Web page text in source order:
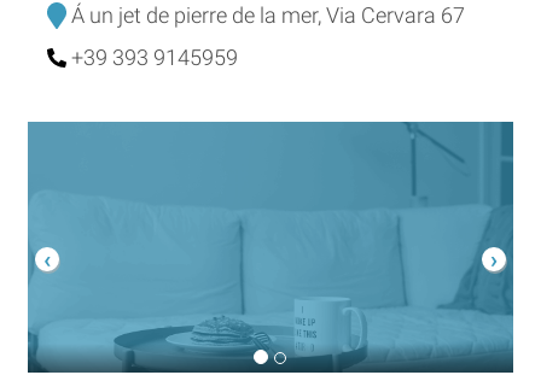
Á un jet de pierre de la mer, Via Cervara 67
+39 393 9145959